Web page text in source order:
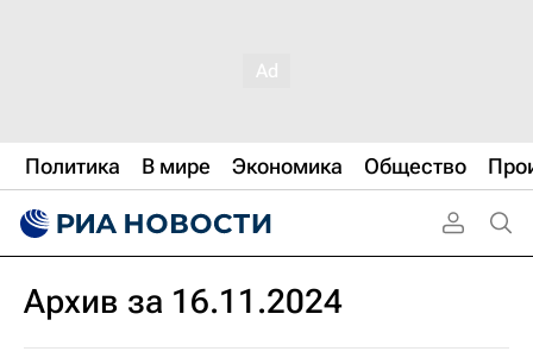
Политика В мире Экономика Общество
Архив за 16.11.2024